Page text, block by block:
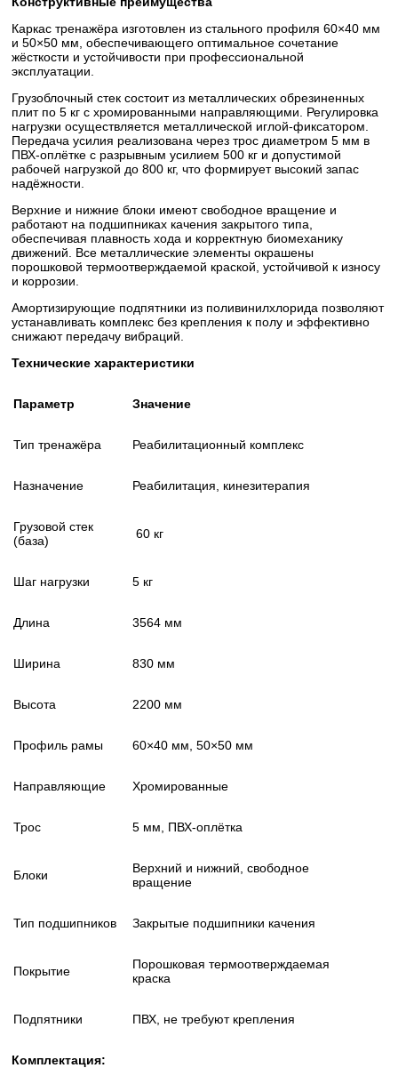
Каркас тренажёра изготовлен из стального профиля 60×40 мм
и 50×50 мм, обеспечивающего оптимальное сочетание
жёсткости и устойчивости при профессиональной
эксплуатации.
Грузоблочный стек состоит из металлических обрезиненных
плит по 5 кг с хромированными направляющими. Регулировка
нагрузки осуществляется металлической иглой-фиксатором.
Передача усилия реализована через трос диаметром 5 мм в
ПВХ-оплётке с разрывным усилием 500 кг и допустимой
рабочей нагрузкой до 800 кг, что формирует высокий запас
надёжности.
Верхние и нижние блоки имеют свободное вращение и
работают на подшипниках качения закрытого типа,
обеспечивая плавность хода и корректную биомеханику
движений. Все металлические элементы окрашены
порошковой термоотверждаемой краской, устойчивой к износу
и коррозии.
Амортизирующие подпятники из поливинилхлорида позволяют
устанавливать комплекс без крепления к полу и эффективно
снижают передачу вибраций.
Технические характеристики
Параметр Значение
Тип тренажёра Реабилитационный комплекс
Назначение Реабилитация, кинезитерапия
Грузовой стек
(база)
60 кг
Шаг нагрузки 5 кг
Длина 3564 мм
Ширина 830 мм
Высота 2200 мм
Профиль рамы 60×40 мм, 50×50 мм
Направляющие Хромированные
Трос 5 мм, ПВХ-оплётка
Блоки
Верхний и нижний, свободное
вращение
Тип подшипников Закрытые подшипники качения
Покрытие
Порошковая термоотверждаемая
краска
Подпятники ПВХ, не требуют крепления
Комплектация: